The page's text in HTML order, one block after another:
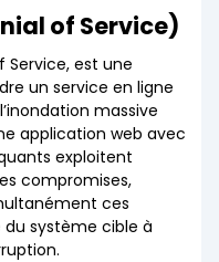
of Service)
Service, est une
un service en ligne
massive
application web avec
exploitent
compromises,
ces
système cible à